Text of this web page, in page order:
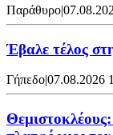
Παράθυρο|
Έβαλε τέλος
Γήπεδο|07.08.2026